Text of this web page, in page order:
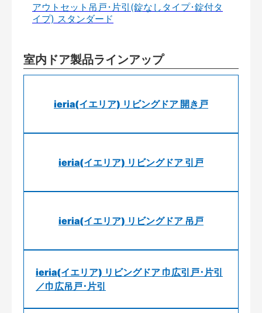
アウトセット吊戸･片引(錠なしタイプ･錠付タ
イプ) スタンダード
室内ドア製品ラインアップ
ieria(イエリア) リビングドア 開き戸
ieria(イエリア) リビングドア 引戸
ieria(イエリア) リビングドア 吊戸
ieria(イエリア) リビングドア 巾広引戸･片引
／巾広吊戸･片引